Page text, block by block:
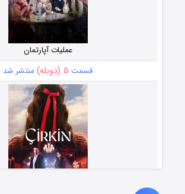
عملیات آپارتمان
قسمت ۵ (دوبله) منتشر شد